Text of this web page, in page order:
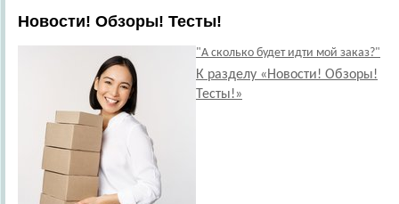
Новости! Обзоры! Тесты!
"А сколько будет идти мой заказ?"
К разделу «Новости! Обзоры!
Тесты!»